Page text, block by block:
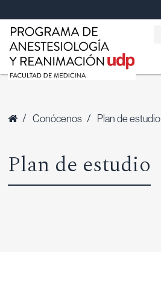
/ Conócenos / Plan de estudio
Plan de estudio